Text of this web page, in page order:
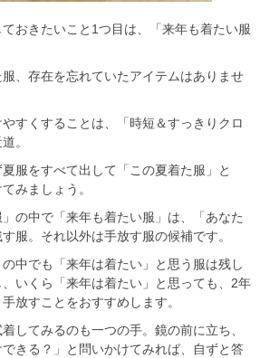
おきたいこと1つ目は、「来年も着たい服
、存在を忘れていたアイテムはありませ
すくすることは、「時短＆すっきりクロ
。
服をすべて出して
「この夏着た服」と
みましょう。
の中で「来年も着たい服」は、「あなた
服。それ以外は手放す服の候補です。
中でも「来年は着たい」と思う服は残し
いくら「来年は着たい」と思っても、2年
放すことをおすすめします。
してみるのも一つの手。鏡の前に立ち、
できる？」と問いかけてみれば、自ずと答